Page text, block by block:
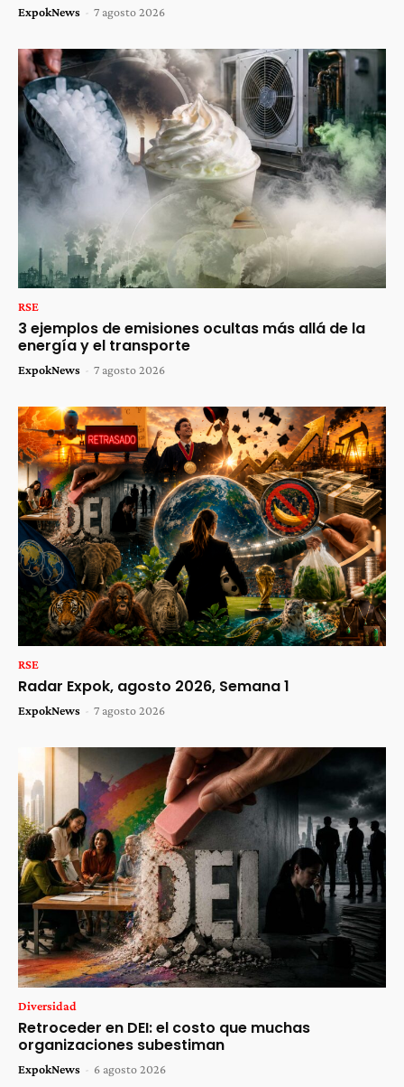
ExpokNews - 7 agosto 2026
RSE
3 ejemplos de emisiones ocultas más allá de la
energía y el transporte
ExpokNews - 7 agosto 2026
RSE
Radar Expok, agosto 2026, Semana 1
ExpokNews - 7 agosto 2026
Diversidad
Retroceder en DEI: el costo que muchas
organizaciones subestiman
ExpokNews - 6 agosto 2026